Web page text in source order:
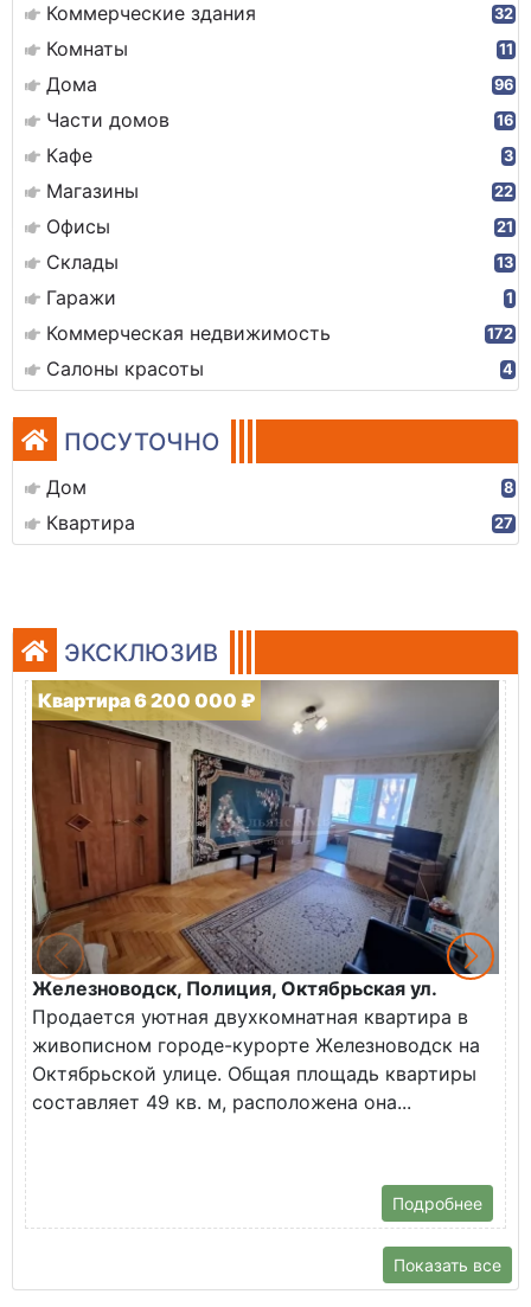
Коммерческие здания 32
Комнаты 11
Дома 96
Части домов 16
Кафе 3
Магазины 22
Офисы 21
Склады 13
Гаражи 1
Коммерческая недвижимость 172
Салоны красоты 4
ПОСУТОЧНО
Дом 8
Квартира 27
ЭКСКЛЮЗИВ
Квартира 6 200 000 ₽
Железноводск, Полиция, Октябрьская ул.
Продается уютная двухкомнатная квартира в
живописном городе-курорте Железноводск на
Октябрьской улице. Общая площадь квартиры
составляет 49 кв. м, расположена она...
Подробнее
Показать все